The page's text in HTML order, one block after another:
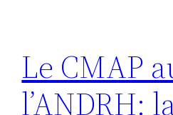
Le CMAP
l’ANDRH: